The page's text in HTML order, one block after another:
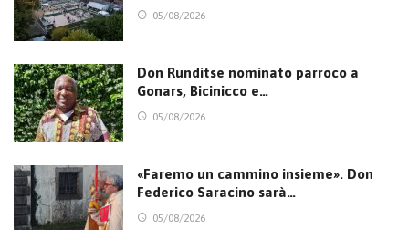
05/08/2026
Don Runditse nominato parroco a
Gonars, Bicinicco e…
05/08/2026
«Faremo un cammino insieme». Don
Federico Saracino sarà…
05/08/2026